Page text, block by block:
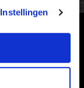
Instellingen